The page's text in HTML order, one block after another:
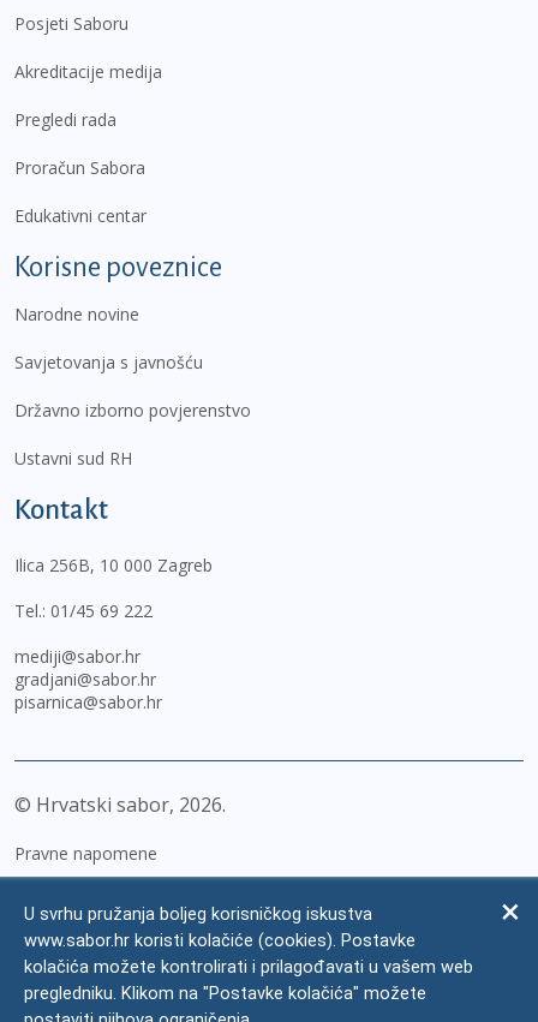
Posjeti Saboru
Akreditacije medija
Pregledi rada
Proračun Sabora
Edukativni centar
Korisne poveznice
Narodne novine
Savjetovanja s javnošću
Državno izborno povjerenstvo
Ustavni sud RH
Kontakt
Ilica 256B, 10 000 Zagreb
Tel.: 01/45 69 222
mediji@sabor.hr
gradjani@sabor.hr
pisarnica@sabor.hr
© Hrvatski sabor, 2026
Pravne napomene
Zaštita osobnih podataka
Impressum
Česta pitanja
U svrhu pružanja boljeg korisničkog iskustva
www.sabor.hr koristi kolačiće (cookies). Postavke
kolačića možete kontrolirati i prilagođavati u vašem web
pregledniku. Klikom na "Postavke kolačića" možete